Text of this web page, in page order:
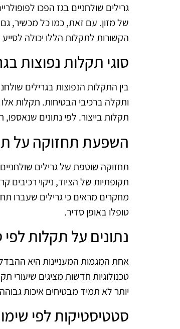
גרילים שולחניים בגז הפכו
של מזון. עם זאת, כמו כל מכשיר,
הקשורות לתקלות הללו יכולה
סוגי תקלות נפוצות
בין התקלות הנפוצות בגרילים
ותקלה ברכיבי הבטיחות. תקלות אלו
תקלות בייצור. לפי נתונים שנאספו, תקלות
השפעת תחזוקה על
תקופתיות של הציוד, ניקוי רכיבים
טופלו באופן סדיר.
נתונים על תקלות לפי
אחת המגמות המעניינות היא
טכנולוגיות חדשות מציגים שיעורי
יותר לא תמיד מבטיחים איכות
סטטיסטיקות לפי